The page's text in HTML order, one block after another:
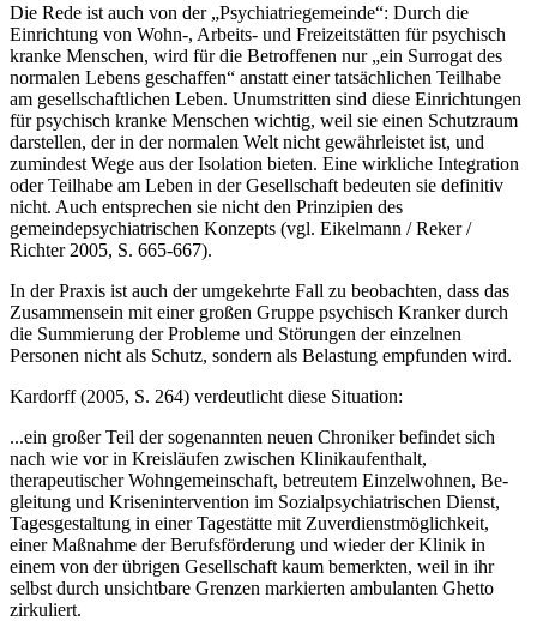
Die Rede ist auch von der „Psychiatriegemeinde“: Durch die
Einrichtung von Wohn-, Ar­beits- und Freizeitstätten für psychisch
kranke Menschen, wird für die Betroffenen nur „ein Surrogat des
normalen Lebens geschaffen“ anstatt einer tatsächlichen Teilhabe
am gesell­schaftlichen Leben. Unumstritten sind diese Einrichtungen
für psychisch kranke Menschen wichtig, weil sie einen Schutzraum
darstellen, der in der normalen Welt nicht gewährleistet ist, und
zumindest Wege aus der Isolation bieten. Eine wirkliche Integration
oder Teilhabe am Leben in der Gesellschaft bedeuten sie definitiv
nicht. Auch entsprechen sie nicht den Prinzipien des
gemeindepsychiatrischen Konzepts (vgl. Eikelmann / Reker /
Richter 2005, S. 665-667).
In der Praxis ist auch der umgekehrte Fall zu beobachten, dass das
Zusammensein mit ei­ner großen Gruppe psychisch Kranker durch
die Summierung der Probleme und Störungen der einzelnen
Personen nicht als Schutz, sondern als Belastung empfunden wird.
Kardorff (2005, S. 264) verdeutlicht diese Situation:
...ein großer Teil der sogenannten neuen Chroniker befindet sich
nach wie vor in Kreisläu­fen zwischen Klinikaufenthalt,
therapeutischer Wohngemeinschaft, betreutem Einzelwoh­nen, Be­
gleitung und Krisenintervention im Sozialpsychiatrischen Dienst,
Tagesgestaltung in einer Ta­gestätte mit Zuverdienstmöglichkeit,
einer Maßnahme der Berufsförderung und wieder der Klinik in
einem von der übrigen Gesellschaft kaum bemerkten, weil in ihr
selbst durch unsicht­bare Grenzen markierten ambulanten Ghetto
zirkuliert.